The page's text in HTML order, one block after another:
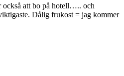
också att bo på hotell….. och
Dålig frukost = jag kommer